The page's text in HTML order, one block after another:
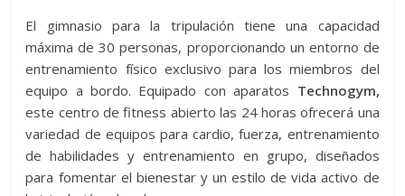
El gimnasio para la tripulación tiene una capacidad
máxima de 30 personas, proporcionando un entorno de
entrenamiento físico exclusivo para los miembros del
equipo a bordo. Equipado con aparatos Technogym,
este centro de fitness abierto las 24 horas ofrecerá una
variedad de equipos para cardio, fuerza, entrenamiento
de habilidades y entrenamiento en grupo, diseñados
para fomentar el bienestar y un estilo de vida activo de